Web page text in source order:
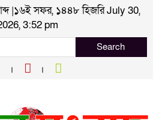
|১৬ই সফর, ১৪৪৮ হিজরি July 30,
3:52 pm
Search